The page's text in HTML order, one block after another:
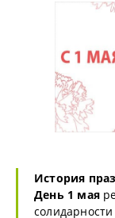
История
День 1 мая